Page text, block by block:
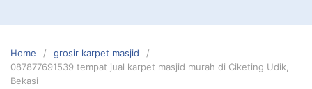
Home
grosir karpet masjid
087877691539 tempat jual karpet masjid murah di Ciketing Udik,
Bekasi